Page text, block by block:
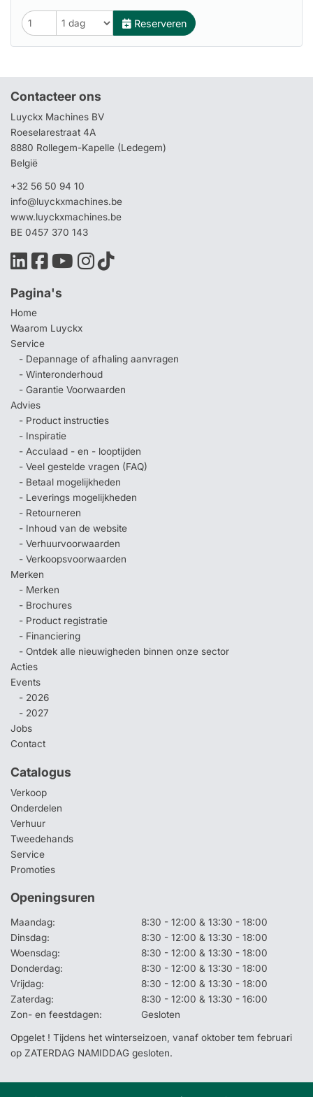
Reserveren
Contacteer ons
Luyckx Machines BV
Roeselarestraat 4A
8880 Rollegem-Kapelle (Ledegem)
België
+32 56 50 94 10
info@luyckxmachines.be
www.luyckxmachines.be
BE 0457 370 143
Pagina's
Home
Waarom Luyckx
Service
- Depannage of afhaling aanvragen
- Winteronderhoud
- Garantie Voorwaarden
Advies
- Product instructies
- Inspiratie
- Acculaad - en - looptijden
- Veel gestelde vragen (FAQ)
- Betaal mogelijkheden
- Leverings mogelijkheden
- Retourneren
- Inhoud van de website
- Verhuurvoorwaarden
- Verkoopsvoorwaarden
Merken
- Merken
- Brochures
- Product registratie
- Financiering
- Ontdek alle nieuwigheden binnen onze sector
Acties
Events
- 2026
- 2027
Jobs
Contact
Catalogus
Verkoop
Onderdelen
Verhuur
Tweedehands
Service
Promoties
Openingsuren
Maandag:
8:30 - 12:00 & 13:30 - 18:00
Dinsdag:
8:30 - 12:00 & 13:30 - 18:00
Woensdag:
8:30 - 12:00 & 13:30 - 18:00
Donderdag:
8:30 - 12:00 & 13:30 - 18:00
Vrijdag:
8:30 - 12:00 & 13:30 - 18:00
Zaterdag:
8:30 - 12:00 & 13:30 - 16:00
Zon- en feestdagen:
Gesloten
Opgelet ! Tijdens het winterseizoen, vanaf oktober tem februari
op ZATERDAG NAMIDDAG gesloten.